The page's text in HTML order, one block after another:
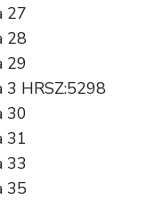
27
28
29
3 HRSZ:5298
30
31
33
35